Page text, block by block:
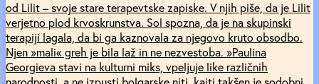
od Lilit – svoje stare terapevtske zapiske. V njih piše, da je Lilit
verjetno plod krvoskrunstva. Sol spozna, da je na skupinski
terapiji lagala, da bi ga kaznovala za njegovo kruto obsodbo.
Njen »mali« greh je bila laž in ne nezvestoba. »Paulina
Georgieva stavi na kulturni miks, vpeljuje like različnih